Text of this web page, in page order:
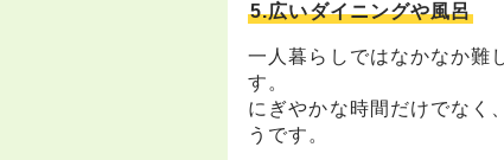
5.広いダイニングや風呂
一人暮らしではなかなか難
す。
にぎやかな時間だけでなく
うです。